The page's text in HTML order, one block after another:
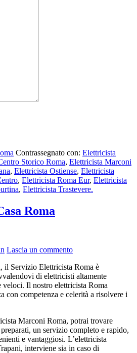
Contrassegnato con: Elettricista
Storico Roma, Elettricista Marconi
, Elettricista Ostiense, Elettricista
, Elettricista Roma Eur, Elettricista
, Elettricista Trastevere.
Roma
Lascia un commento
il Servizio Elettricista Roma è
di elettricisti altamente
veloci. Il nostro elettricista Roma
con competenza e celerità a risolvere i
Marconi Roma, potrai trovare
un servizio completo e rapido,
e vantaggiosi. L’elettricista
interviene sia in caso di